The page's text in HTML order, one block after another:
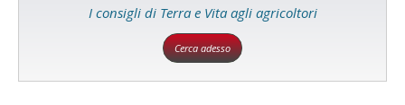
I consigli di Terra e Vita agli agricoltori
Cerca adesso